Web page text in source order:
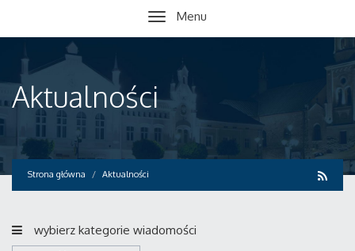
Menu
Aktualności
Strona główna Aktualności
wybierz kategorie wiadomości